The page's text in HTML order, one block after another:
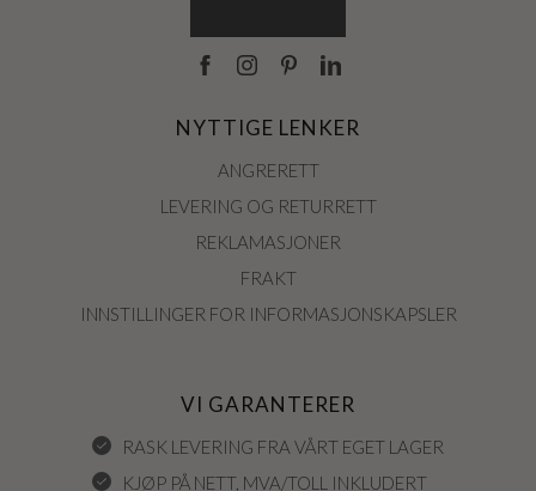
NYTTIGE LENKER
ANGRERETT
LEVERING OG RETURRETT
REKLAMASJONER
FRAKT
INNSTILLINGER FOR INFORMASJONSKAPSLER
VI GARANTERER
RASK LEVERING FRA VÅRT EGET LAGER
KJØP PÅ NETT, MVA/TOLL INKLUDERT